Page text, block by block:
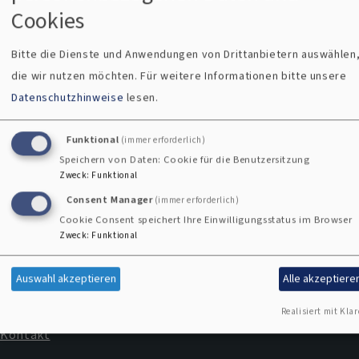
dieses Thema interessieren. Martina Taruttis,
Trauerbegleiterin und Bestattungsberaterin, Leiterin von
"TrauDichReisen", geht auf die Gefühle, die Sprache und das
Wesen der Trauer ein. Über viele Jahre hat sie für dieses
Buch Texte und Symbole gesammelt, die bei der
Martina Taruttis, Trauern heißt Versöhnung. Ein
Wegbegleiter, Kevelaer 2006. ISBN: 978-3-7666-0750-8
Kontaktformular
Kontakt
Cookies
Bitte die Dienste und Anwendungen von Drittanbietern
die wir nutzen möchten.Für weitere Informationen bitte unsere
Datenschutzhinweise lesen.
Funktional (immer erforderlich)
Speichern von Daten: Cookie für die Benutzersitzung
Zweck: Funktional
Consent Manager (immer erforderlich)
Cookie Consent speichert Ihre Einwilligungsstatus im Browser
Zweck: Funktional
Auswahl akzeptieren Alle
Realisiert mit